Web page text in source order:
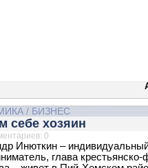
/ БИЗНЕС
себе хозяин
0
Инюткин –
глава крестьянско-